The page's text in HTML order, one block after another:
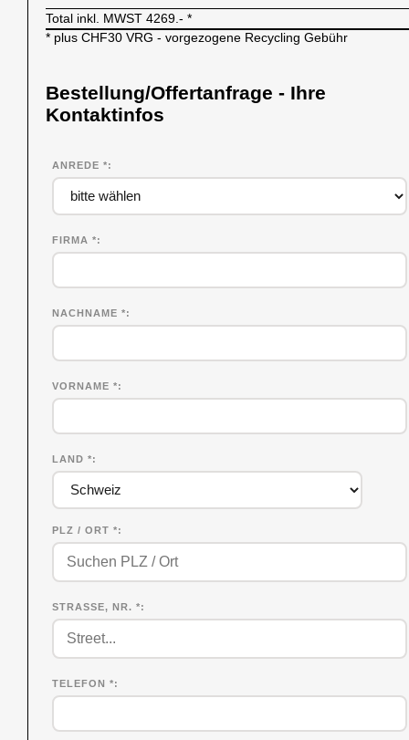
Total inkl. MWST4269.- *
* plus CHF30 VRG - vorgezogene Recycling Gebühr
Bestellung/Offertanfrage - Ihre
Kontaktinfos
ANREDE *
FIRMA*
NACHNAME*
VORNAME*
LAND *
PLZ / ORT *
STRASSE, NR. *
TELEFON *